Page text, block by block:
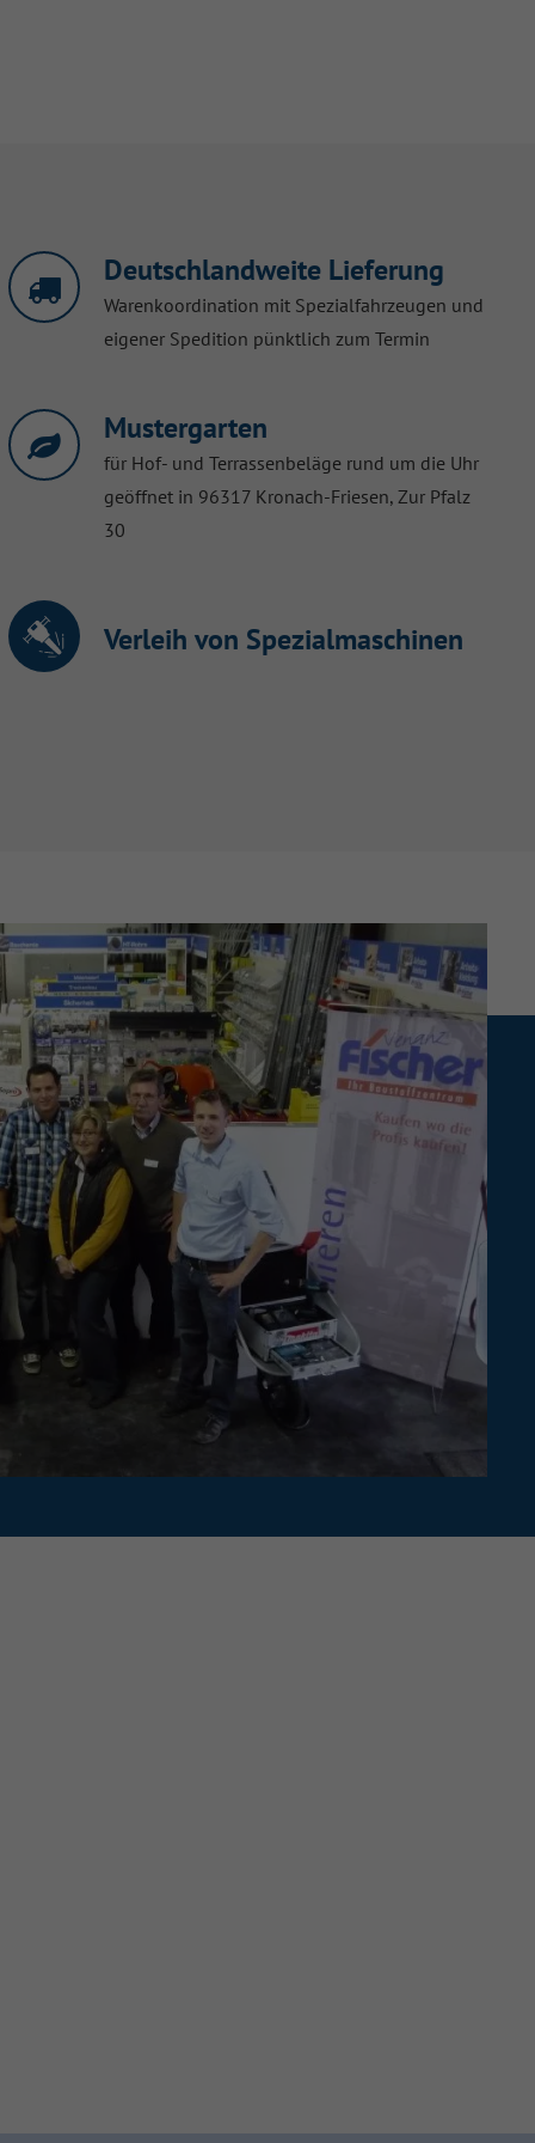
Deutschlandweite Lieferung
Warenkoordination mit Spezialfahrzeugen und
eigener Spedition pünktlich zum Termin
Mustergarten
für Hof- und Terrassenbeläge rund um die Uhr
geöffnet in 96317 Kronach-Friesen, Zur Pfalz
30
Verleih von Spezialmaschinen